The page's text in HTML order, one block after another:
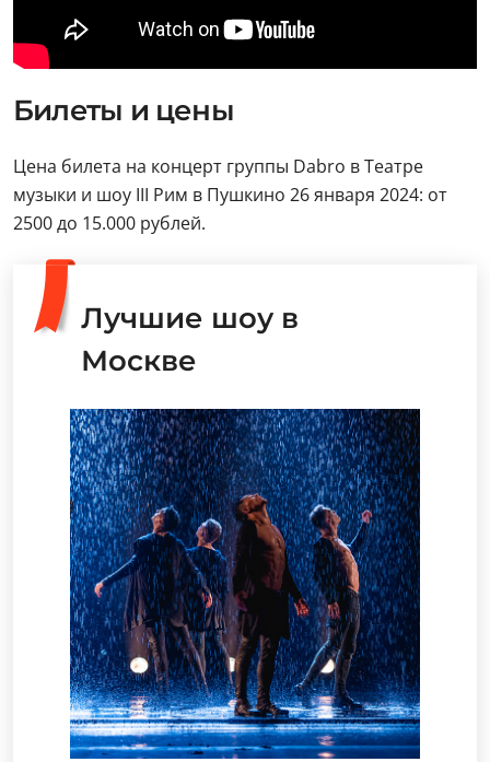
Билеты и цены
Цена билета на концерт группы Dabro в Театре
музыки и шоу III Рим в Пушкино 26 января 2024: от
2500 до 15.000 рублей.
Лучшие шоу в
Москве